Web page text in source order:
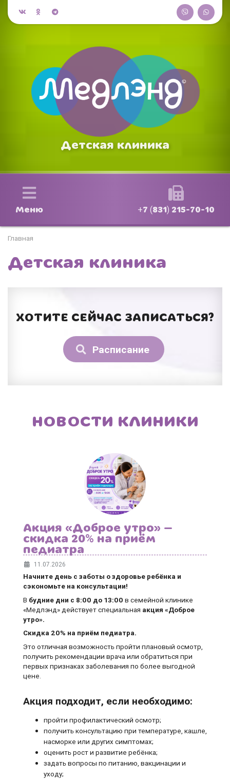
Детская клиника
Меню +7 (831) 215-70-10
Главная
Детская клиника
ХОТИТЕ СЕЙЧАС ЗАПИСАТЬСЯ?
Расписание
НОВОСТИ КЛИНИКИ
Акция «Доброе утро» —
скидка 20% на приём
педиатра
11.07.2026
Начните день с заботы о здоровье ребёнка и
сэкономьте на консультации!
В будние дни с 8:00 до 13:00 в семейной клинике
«Медлэнд» действует специальная акция «Доброе
утро».
Скидка 20% на приём педиатра.
Это отличная возможность пройти плановый осмотр,
получить рекомендации врача или обратиться при
первых признаках заболевания по более выгодной
цене.
Акция подходит, если необходимо:
пройти профилактический осмотр;
получить консультацию при температуре, кашле,
насморке или других симптомах;
оценить рост и развитие ребёнка;
задать вопросы по питанию, вакцинации и
уходу;